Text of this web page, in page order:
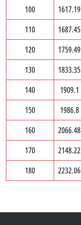
100
1617.19
110
1687.45
120
1759.49
130
1833.35
140
1909.1
150
1986.8
160
2066.48
170
2148.22
180
2232.06